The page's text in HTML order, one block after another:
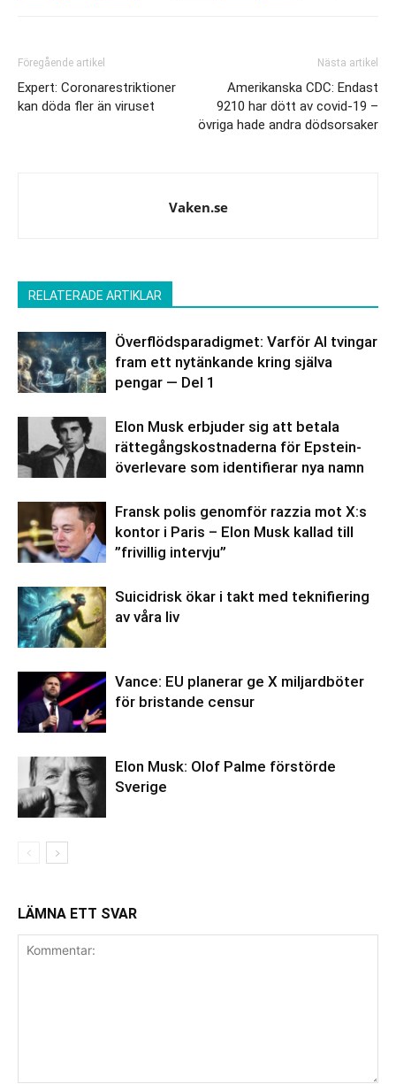
Föregående artikel
Expert: Coronarestriktioner
kan döda fler än viruset
Nästa artikel
Amerikanska CDC: Endast
9210 har dött av covid-19 –
övriga hade andra dödsorsaker
Vaken.se
RELATERADE ARTIKLAR
Överflödsparadigmet: Varför AI tvingar
fram ett nytänkande kring själva
pengar — Del 1
Elon Musk erbjuder sig att betala
rättegångskostnaderna för Epstein-
överlevare som identifierar nya namn
Fransk polis genomför razzia mot X:s
kontor i Paris – Elon Musk kallad till
”frivillig intervju”
Suicidrisk ökar i takt med teknifiering
av våra liv
Vance: EU planerar ge X miljardböter
för bristande censur
Elon Musk: Olof Palme förstörde
Sverige
LÄMNA ETT SVAR